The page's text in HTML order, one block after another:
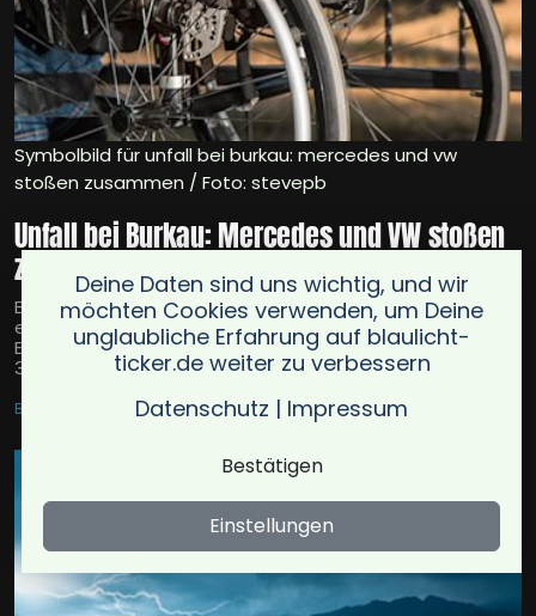
Symbolbild für unfall bei burkau: mercedes und vw
stoßen zusammen / Foto: stevepb
Unfall bei Burkau: Mercedes und VW stoßen
zusammen
Bei Burkau prallten ein Mercedes und ein VW zusammen;
ein 72-Jähriger wurde verletzt. Sachschaden ca. 6.000
Euro. Zeugen melden sich bei der Verkehrspolizei: 03591
367 0.
BURKAU 26.03.2026
Deine Daten sind uns wichtig, und wir
möchten Cookies verwenden, um Deine
unglaubliche Erfahrung auf blaulicht-
ticker.de weiter zu verbessern
Datenschutz | Impressum
Bestätigen
Einstellungen